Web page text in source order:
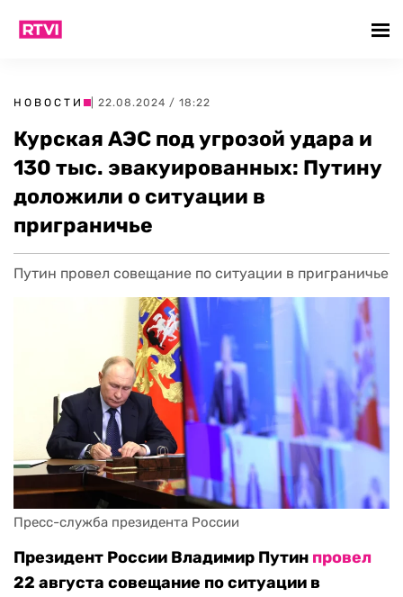
НОВОСТИ | 22.08.2024 / 18:22
Курская АЭС под угрозой удара и
130 тыс. эвакуированных: Путину
доложили о ситуации в
приграничье
Путин провел совещание по ситуации в приграничье
Пресс-служба президента России
Президент России Владимир Путин провел
22 августа совещание по ситуации в